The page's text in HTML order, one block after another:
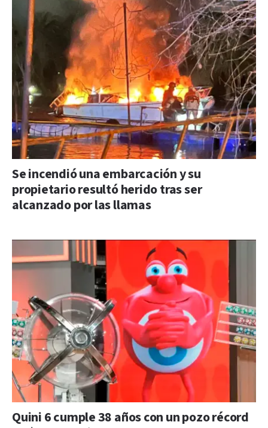
Se incendió una embarcación y su
propietario resultó herido tras ser
alcanzado por las llamas
Quini 6 cumple 38 años con un pozo récord